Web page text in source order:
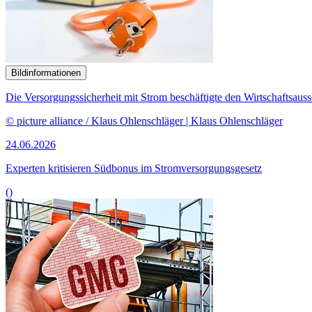
Bildinformationen
Die Versorgungssicherheit mit Strom beschäftigte den
© picture alliance / Klaus Ohlenschläger | Klaus Ohlenschläger
24.06.2026
Experten kritisieren Südbonus im Stromversorgungsgesetz
()